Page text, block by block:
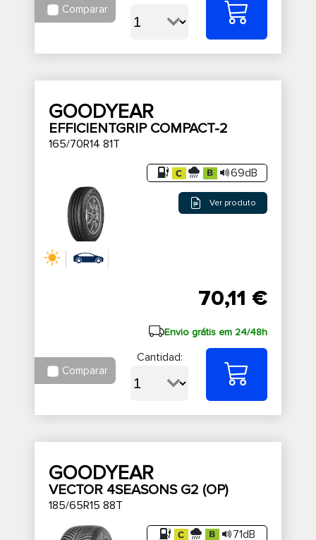
Comparar
GOODYEAR
EFFICIENTGRIP COMPACT-2
165/70R14 81T
69dB
Ver produto
70,11 €
Envio grátis em 24/48h
Comparar
Cantidad:
GOODYEAR
VECTOR 4SEASONS G2 (OP)
185/65R15 88T
71dB